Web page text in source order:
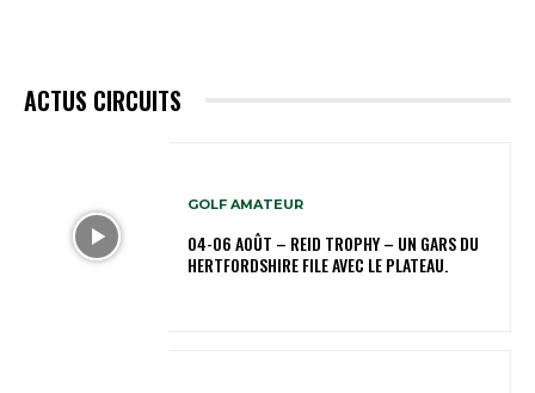
ACTUS CIRCUITS
GOLF AMATEUR
04-06 AOÛT – REID TROPHY – UN GARS DU
HERTFORDSHIRE FILE AVEC LE PLATEAU.